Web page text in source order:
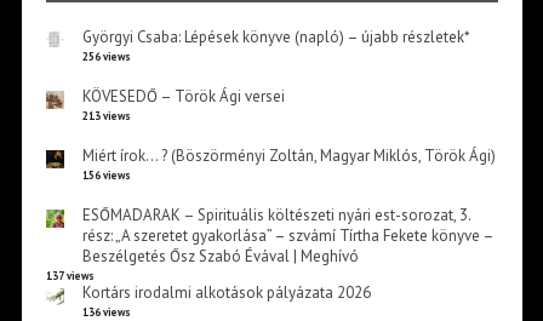
Györgyi Csaba: Lépések könyve (napló) – újabb részletek*
256 views
KÖVESEDŐ – Török Ági versei
213 views
Miért írok… ? (Böszörményi Zoltán, Magyar Miklós, Török Ági)
156 views
ESŐMADARAK – Spirituális költészeti nyári est-sorozat, 3.
rész: „A szeretet gyakorlása” – szvámí Tírtha Fekete könyve –
Beszélgetés Ősz Szabó Évával | Meghívó
137 views
Kortárs irodalmi alkotások pályázata 2026
136 views